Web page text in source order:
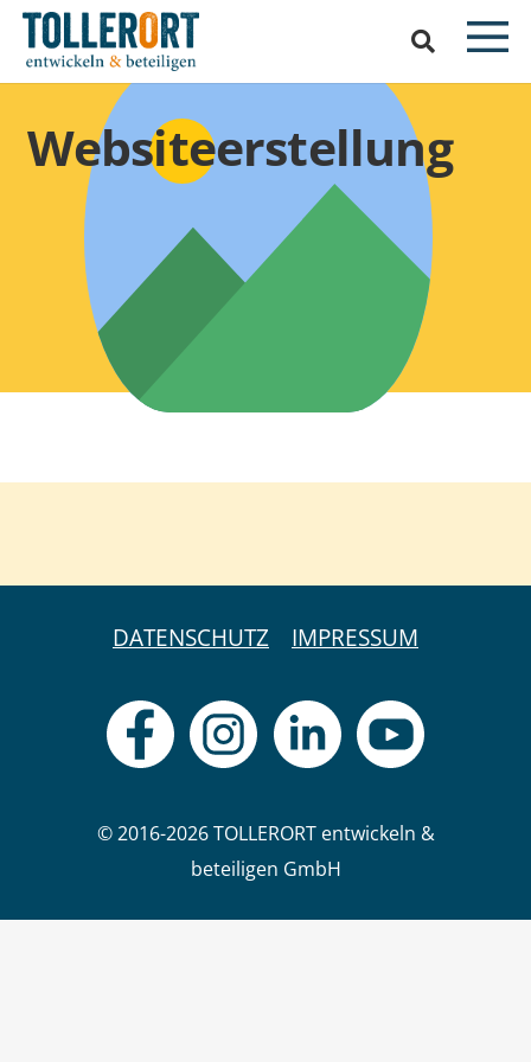
Websiteerstellung
DATENSCHUTZ IMPRESSUM
© 2016-2026 TOLLERORT entwickeln &
beteiligen GmbH